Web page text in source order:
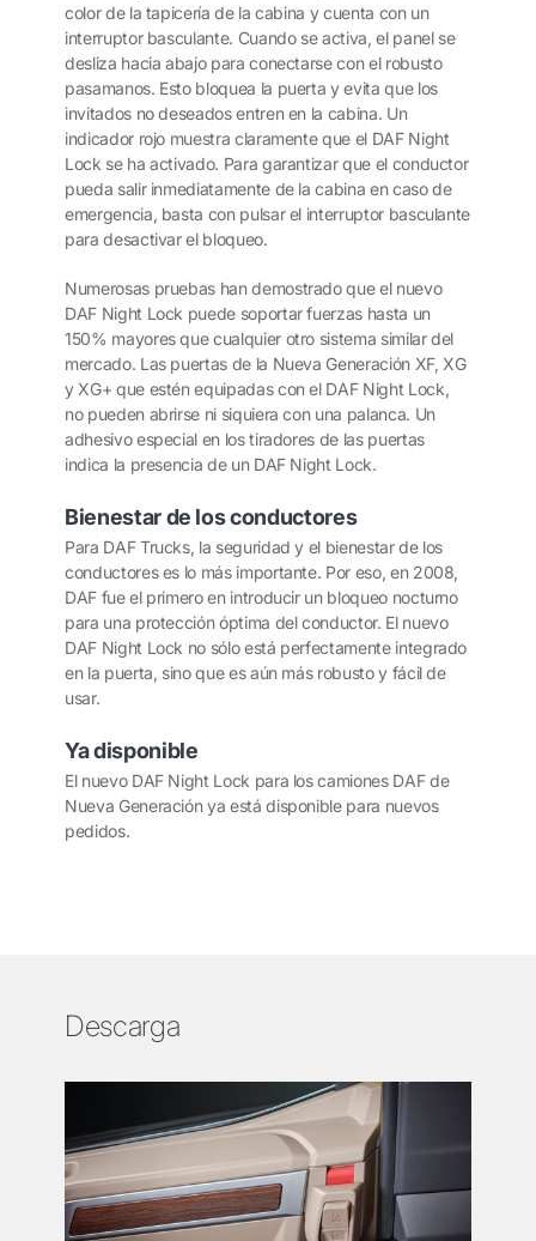
color de la tapicería de la cabina y cuenta con un
interruptor basculante. Cuando se activa, el panel se
desliza hacia abajo para conectarse con el robusto
pasamanos. Esto bloquea la puerta y evita que los
invitados no deseados entren en la cabina. Un
indicador rojo muestra claramente que el DAF Night
Lock se ha activado. Para garantizar que el conductor
pueda salir inmediatamente de la cabina en caso de
emergencia, basta con pulsar el interruptor basculante
para desactivar el bloqueo.
Numerosas pruebas han demostrado que el nuevo
DAF Night Lock puede soportar fuerzas hasta un
150% mayores que cualquier otro sistema similar del
mercado. Las puertas de la Nueva Generación XF, XG
y XG+ que estén equipadas con el DAF Night Lock,
no pueden abrirse ni siquiera con una palanca. Un
adhesivo especial en los tiradores de las puertas
indica la presencia de un DAF Night Lock.
Bienestar de los conductores
Para DAF Trucks, la seguridad y el bienestar de los
conductores es lo más importante. Por eso, en 2008,
DAF fue el primero en introducir un bloqueo nocturno
para una protección óptima del conductor. El nuevo
DAF Night Lock no sólo está perfectamente integrado
en la puerta, sino que es aún más robusto y fácil de
usar.
Ya disponible
El nuevo DAF Night Lock para los camiones DAF de
Nueva Generación ya está disponible para nuevos
pedidos.
Descarga